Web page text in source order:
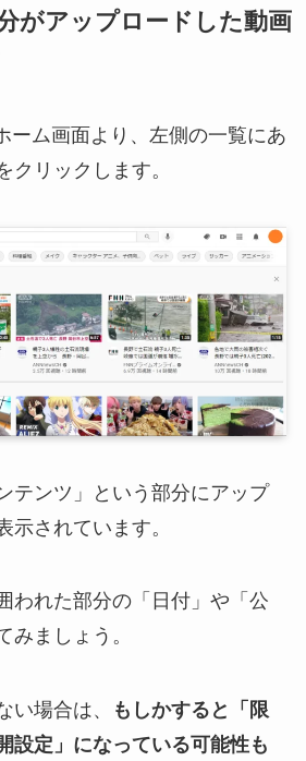
がアップロードした動画
ーム画面より、左側の一覧にあ
クリックします。
テンツ」という部分にアップ
示されています。
われた部分の「日付」や「公
みましょう。
い場合は、
もしかすると「限
設定」になっている可能性も